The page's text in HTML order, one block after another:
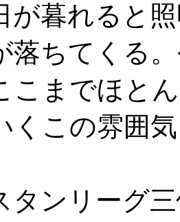
が暮れると
落ちてくる
こまでほと
くこの雰囲
タンリーグ